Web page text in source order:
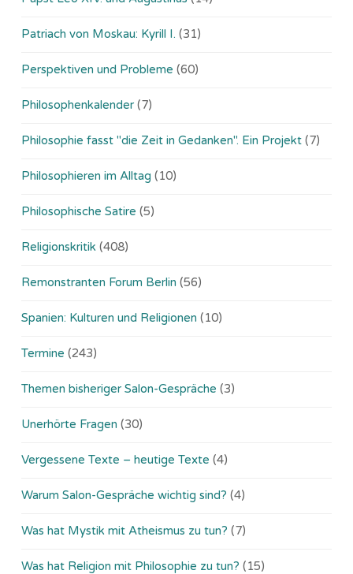
Patriach von Moskau: Kyrill I. (31)
Perspektiven und Probleme (60)
Philosophenkalender (7)
Philosophie fasst "die Zeit in Gedanken". Ein Projekt (7)
Philosophieren im Alltag (10)
Philosophische Satire (5)
Religionskritik (408)
Remonstranten Forum Berlin (56)
Spanien: Kulturen und Religionen (10)
Termine (243)
Themen bisheriger Salon-Gespräche (3)
Unerhörte Fragen (30)
Vergessene Texte – heutige Texte (4)
Warum Salon-Gespräche wichtig sind? (4)
Was hat Mystik mit Atheismus zu tun? (7)
Was hat Religion mit Philosophie zu tun? (15)